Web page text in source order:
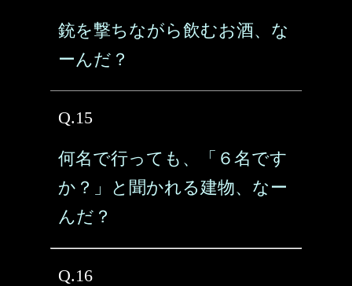
銃を撃ちながら飲むお酒、な
ーんだ？
Q.15
何名で行っても、「６名です
か？」と聞かれる建物、なー
んだ？
Q.16